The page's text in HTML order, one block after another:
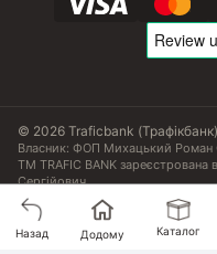
© 2026 Traficbank
Власник: ФОП Михацький Роман
ТМ TRAFIC BANK зареєстрована
Сергійович.
Угода користувача Політика
Налаштування Cookies
699₴
Назад Додому Каталог